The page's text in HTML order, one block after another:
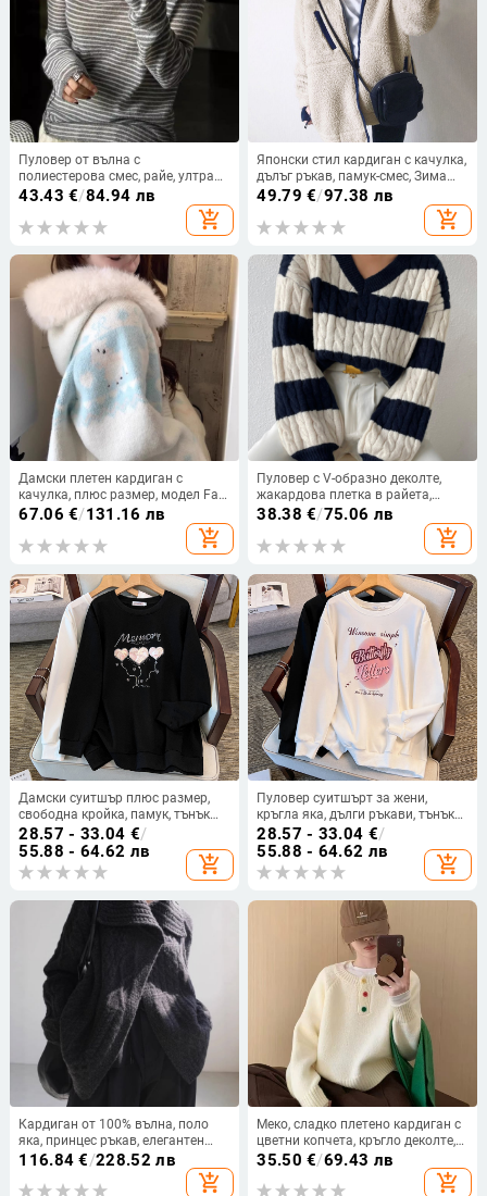
Пуловер от вълна с
полиестерова смес, райе, ултра
тънък, свободен силует
43.43 €/84.94 лв
add_shopping_cart
Японски стил кардиган с качулка,
дълъг ръкав, памук-смес, Зима
2024, Редовна версия
49.79 €/97.38 лв
add_shopping_cart
Дамски плетен кардиган с
качулка, плюс размер, модел Fair
Isle, свободен силует
67.06 €/131.16 лв
add_shopping_cart
Пуловер с V-образно деколте,
жакардова плетка в райета,
свободна кройка
38.38 €/75.06 лв
add_shopping_cart
Дамски суитшър плюс размер,
свободна кройка, памук, тънък
материал, кръгла яка, дълги
ръкави, средна дължина
28.57 - 33.04 €/
55.88 - 64.62 лв
add_shopping_cart
Пуловер суитшърт за жени,
кръгла яка, дълги ръкави, тънък
памук (80–90% памук), есен 2024
28.57 - 33.04 €/
55.88 - 64.62 лв
add_shopping_cart
Кардиган от 100% вълна, поло
яка, принцес ръкав, елегантен
офис стил, пролет 2025
116.84 €/228.52 лв
add_shopping_cart
Меко, сладко плетено кардиган с
цветни копчета, кръгло деколте,
дебел вълнен микс, корейски
35.50 €/69.43 лв
add_shopping_cart